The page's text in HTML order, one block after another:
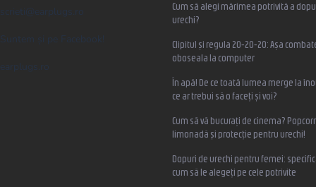
scrieti @ earplugs.ro
Suntem și pe Facebook!
earplugs.ro
Cum să alegi mărimea potrivită a
urechi?
Clipitul și regula 20-20-20: Așa
oboseala la computer
În apă! De ce toată lumea merge la
ce ar trebui să o faceți și voi?
Cum să vă bucurați de cinema?
limonadă și protecție pentru urechi!
Dopuri de urechi pentru femei:
cum să le alegeți pe cele potrivite